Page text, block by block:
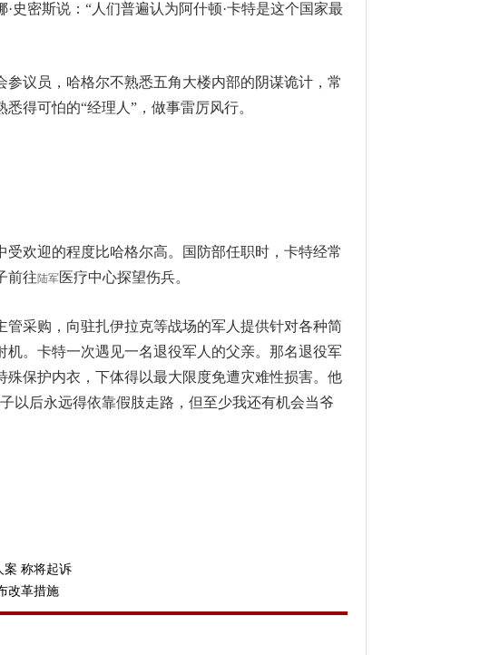
史密斯说：“人们普遍认为阿什顿·卡特是这个国家最
参议员，哈格尔不熟悉五角大楼内部的阴谋诡计，常
得可怕的“经理人”，做事雷厉风行。
受欢迎的程度比哈格尔高。国防部任职时，卡特经常
前往陆军医疗中心探望伤兵。
管采购，向驻扎伊拉克等战场的军人提供针对各种简
机。卡特一次遇见一名退役军人的父亲。那名退役军
殊保护内衣，下体得以最大限度免遭灾难性损害。他
以后永远得依靠假肢走路，但至少我还有机会当爷
案 称将起诉
改革措施